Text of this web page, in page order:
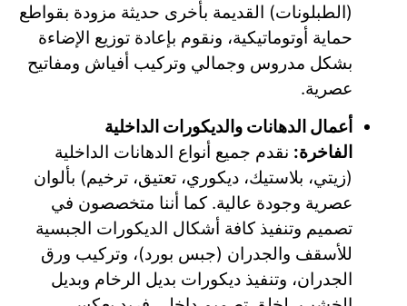
(الطبلونات) القديمة بأخرى حديثة مزودة بقواطع
حماية أوتوماتيكية، ونقوم بإعادة توزيع الإضاءة
بشكل مدروس وجمالي وتركيب أفياش ومفاتيح
عصرية.
أعمال الدهانات والديكورات الداخلية
الفاخرة: نقدم جميع أنواع الدهانات الداخلية
(زيتي، بلاستيك، ديكوري، تعتيق، ترخيم) بألوان
عصرية وجودة عالية. كما أننا متخصصون في
تصميم وتنفيذ كافة أشكال الديكورات الجبسية
للأسقف والجدران (جبس بورد)، وتركيب ورق
الجدران، وتنفيذ ديكورات بديل الرخام وبديل